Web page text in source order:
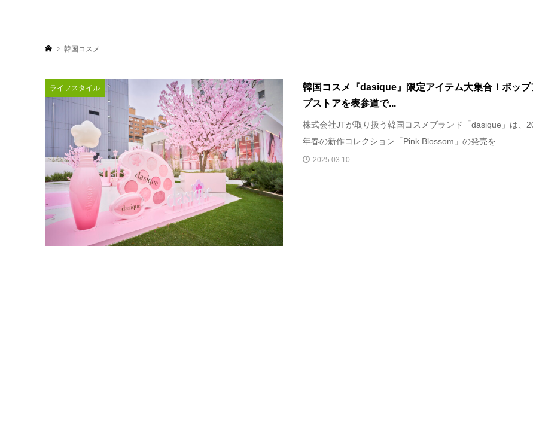
韓国コスメ
ライフスタイル
韓国コスメ『dasique』限定アイテム大集合！ポップ
プストアを表参道で...
株式会社JTが取り扱う韓国コスメブランド「dasique」は、
年春の新作コレクション「Pink Blossom」の発売を...
2025.03.10